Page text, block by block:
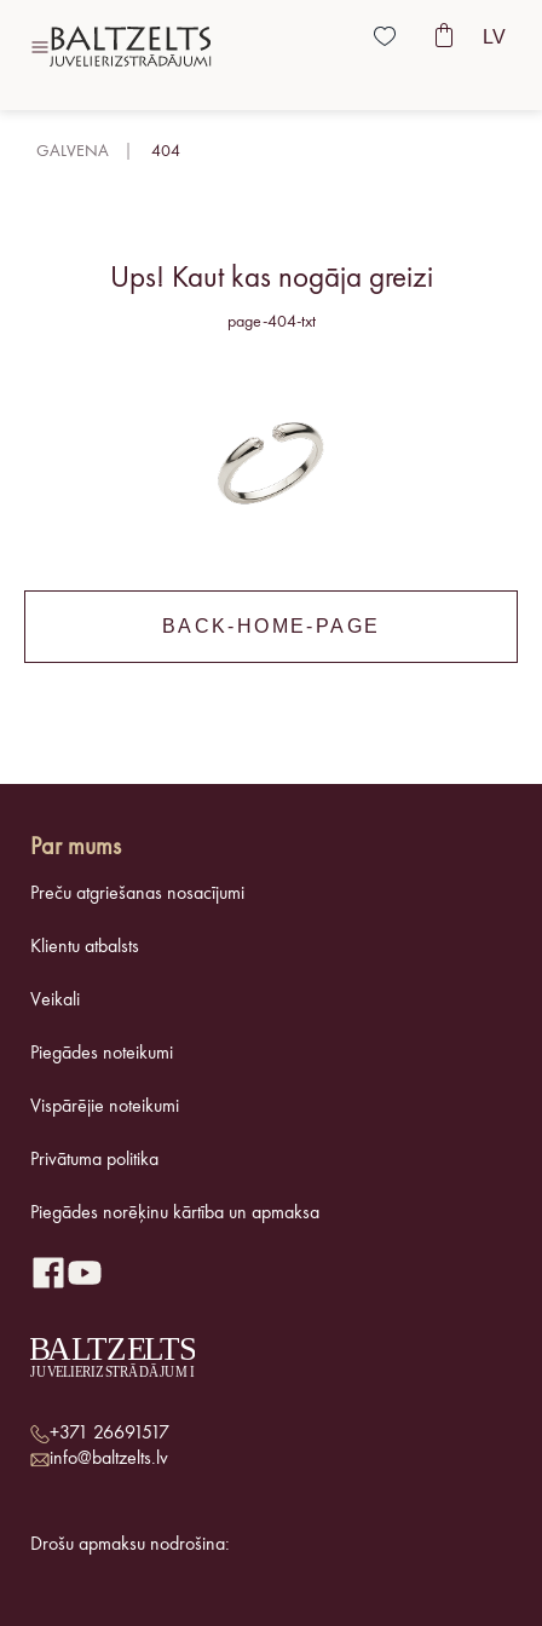
LV
GALVENA 404
Ups! Kaut kas nogāja greizi
page-404-txt
BACK-HOME-PAGE
Par mums
Preču atgriešanas nosacījumi
Klientu atbalsts
Veikali
Piegādes noteikumi
Vispārējie noteikumi
Privātuma politika
Piegādes norēķinu kārtība un apmaksa
+371 26691517
info@baltzelts.lv
Drošu apmaksu nodrošina: